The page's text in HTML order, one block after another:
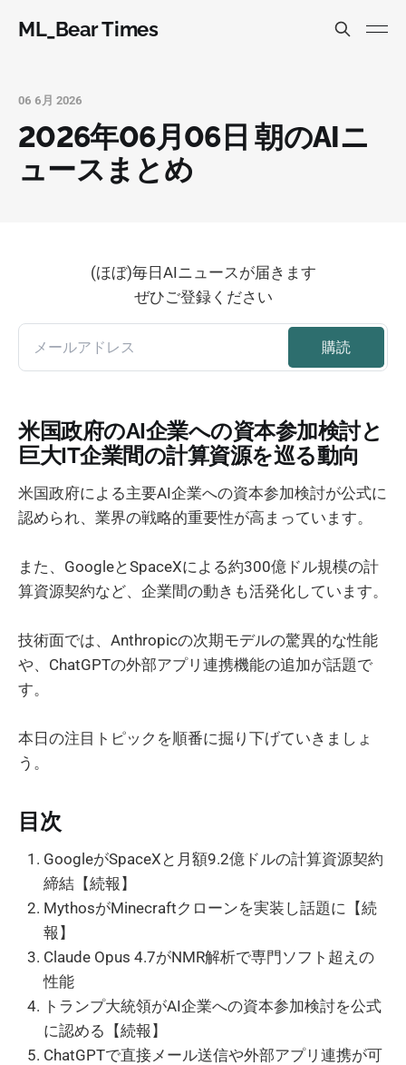
ML_Bear Times
06 6月 2026
2026年06月06日 朝のAIニ
ュースまとめ
(ほぼ)毎日AIニュースが届きます
ぜひご登録ください
米国政府のAI企業への資本参加検討と
巨大IT企業間の計算資源を巡る動向
米国政府による主要AI企業への資本参加検討が公式に
認められ、業界の戦略的重要性が高まっています。
また、GoogleとSpaceXによる約300億ドル規模の計
算資源契約など、企業間の動きも活発化しています。
技術面では、Anthropicの次期モデルの驚異的な性能
や、ChatGPTの外部アプリ連携機能の追加が話題で
す。
本日の注目トピックを順番に掘り下げていきましょ
う。
目次
GoogleがSpaceXと月額9.2億ドルの計算資源契約
締結【続報】
MythosがMinecraftクローンを実装し話題に【続
報】
Claude Opus 4.7がNMR解析で専門ソフト超えの
性能
トランプ大統領がAI企業への資本参加検討を公式
に認める【続報】
ChatGPTで直接メール送信や外部アプリ連携が可